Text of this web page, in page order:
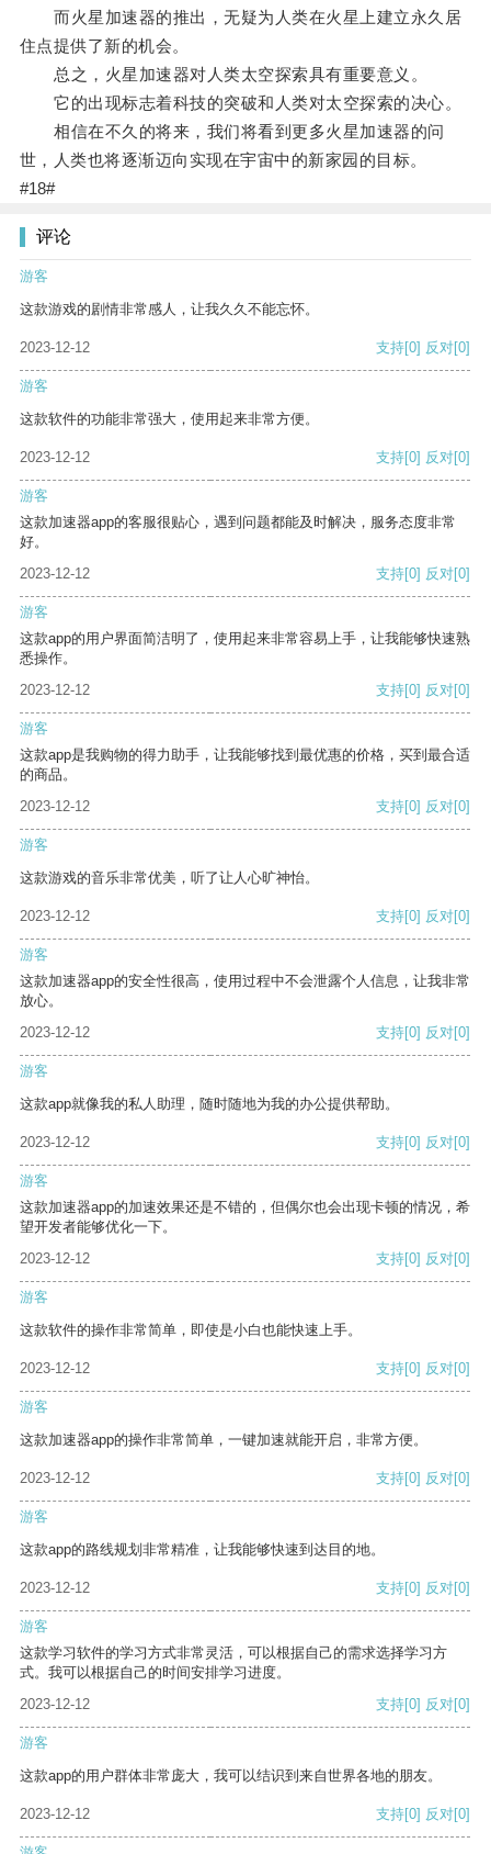
而火星加速器的推出，无疑为人类在火星上建立永久居
住点提供了新的机会。
总之，火星加速器对人类太空探索具有重要意义。
它的出现标志着科技的突破和人类对太空探索的决心。
相信在不久的将来，我们将看到更多火星加速器的问
世，人类也将逐渐迈向实现在宇宙中的新家园的目标。
#18#
评论
游客
这款游戏的剧情非常感人，让我久久不能忘怀。
2023-12-12 支持[0] 反对[0]
游客
这款软件的功能非常强大，使用起来非常方便。
2023-12-12 支持[0] 反对[0]
游客
这款加速器app的客服很贴心，遇到问题都能及时解决，服务态度非常
好。
2023-12-12
支持[0] 反对[0]
游客
这款app的用户界面简洁明了，使用起来非常容易上手，让我能够快速熟
悉操作。
2023-12-12
支持[0] 反对[0]
游客
这款app是我购物的得力助手，让我能够找到最优惠的价格，买到最合适
的商品。
2023-12-12
支持[0] 反对[0]
游客
这款游戏的音乐非常优美，听了让人心旷神怡。
2023-12-12 支持[0] 反对[0]
游客
这款加速器app的安全性很高，使用过程中不会泄露个人信息，让我非常
放心。
2023-12-12
支持[0] 反对[0]
游客
这款app就像我的私人助理，随时随地为我的办公提供帮助。
2023-12-12 支持[0] 反对[0]
游客
这款加速器app的加速效果还是不错的，但偶尔也会出现卡顿的情况，希
望开发者能够优化一下。
2023-12-12
支持[0] 反对[0]
游客
这款软件的操作非常简单，即使是小白也能快速上手。
2023-12-12 支持[0] 反对[0]
游客
这款加速器app的操作非常简单，一键加速就能开启，非常方便。
2023-12-12 支持[0] 反对[0]
游客
这款app的路线规划非常精准，让我能够快速到达目的地。
2023-12-12 支持[0] 反对[0]
游客
这款学习软件的学习方式非常灵活，可以根据自己的需求选择学习方
式。我可以根据自己的时间安排学习进度。
2023-12-12
支持[0] 反对[0]
游客
这款app的用户群体非常庞大，我可以结识到来自世界各地的朋友。
2023-12-12 支持[0] 反对[0]